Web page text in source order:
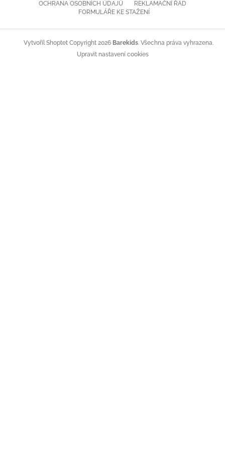
OCHRANA OSOBNÍCH ÚDAJŮ
REKLAMAČNÍ ŘÁD
FORMULÁŘE KE STAŽENÍ
Vytvořil Shoptet Copyright 2026 Barekids. Všechna práva vyhrazena.
Upravit nastavení cookies